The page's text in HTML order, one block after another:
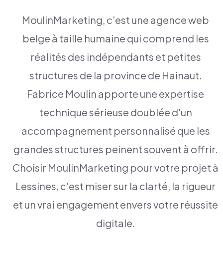
MoulinMarketing, c'est une agence web
belge à taille humaine qui comprend les
réalités des indépendants et petites
structures de la province de Hainaut.
Fabrice Moulin apporte une expertise
technique sérieuse doublée d'un
accompagnement personnalisé que les
grandes structures peinent souvent à offrir.
Choisir MoulinMarketing pour votre projet à
Lessines, c'est miser sur la clarté, la rigueur
et un vrai engagement envers votre réussite
digitale.